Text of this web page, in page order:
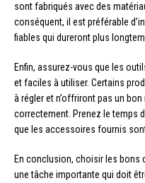
sont fabriqués avec des
conséquent, il est préférable
fiables qui dureront plus
Enfin, assurez-vous que les
et faciles à utiliser. Certains
à régler et n’offriront pas un
correctement. Prenez le temps
que les accessoires fournis
En conclusion, choisir les bons
une tâche importante qui doit